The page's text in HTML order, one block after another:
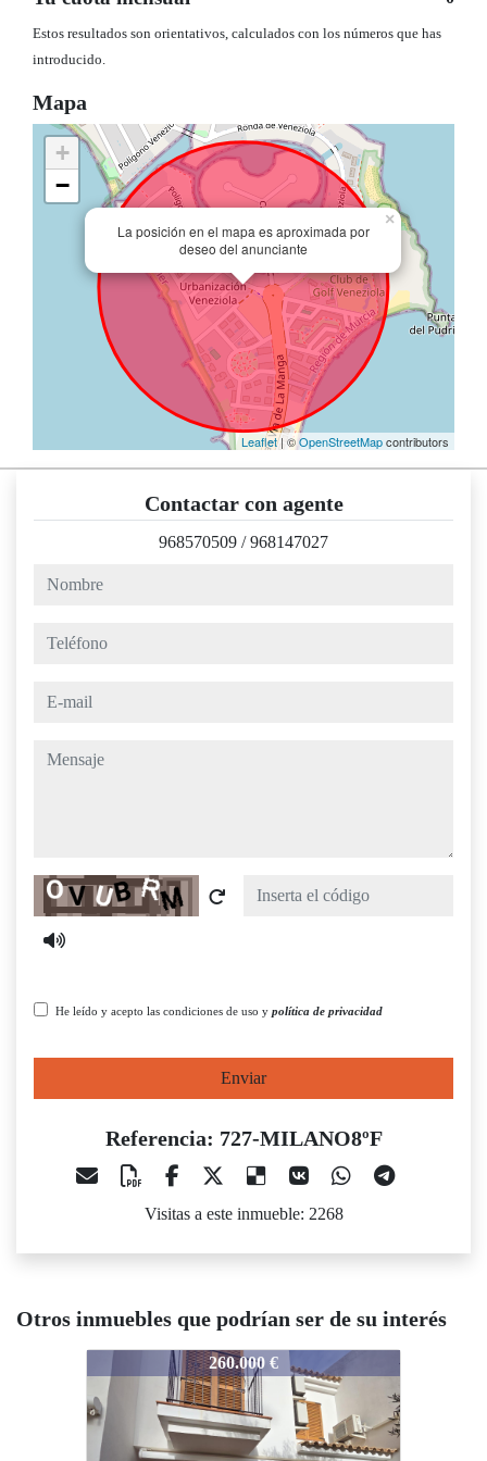
Estos resultados son orientativos, calculados con los números que has
introducido.
Mapa
La posición en el mapa es aproximada por
deseo del anunciante
×
+
−
Leaflet| ©OpenStreetMapcontributors
Contactar con agente
968570509 /968147027
nombre
teléfono
e-mail
mensaje
Captcha
He leído y acepto las condiciones de uso y política de privacidad
Enviar
Referencia: 727-MILANO8ºF
Visitas a este inmueble: 2268
Otros inmuebles que podrían ser de su interés
MILANO8ºF260.000 €
727-MILANO8ºF105.000 €